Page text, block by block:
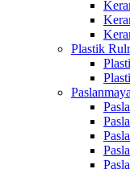
Plastik